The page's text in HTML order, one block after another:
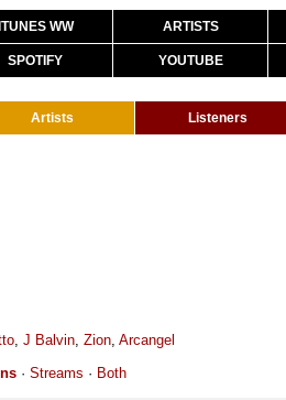
ITUNES WW ARTISTS
SPOTIFY YOUTUBE
Artists Listeners
, J Balvin, Zion, Arcangel
· Streams · Both